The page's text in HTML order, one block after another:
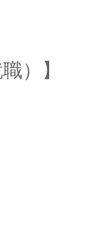
）】